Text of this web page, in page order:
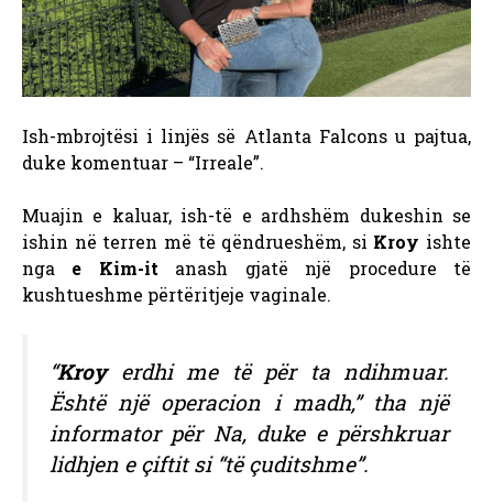
Ish-mbrojtësi i linjës së Atlanta Falcons u pajtua,
duke komentuar – “Irreale”.
Muajin e kaluar, ish-të e ardhshëm dukeshin se
ishin në terren më të qëndrueshëm, si Kroy ishte
nga e Kim-itanash gjatë një procedure të
kushtueshme përtëritjeje vaginale.
“Kroyerdhi me të për ta ndihmuar.
Është një operacion i madh,” tha një
informator për Na, duke e përshkruar
lidhjen e çiftit si “të çuditshme”.